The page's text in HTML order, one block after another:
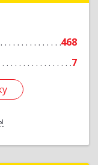
468
7